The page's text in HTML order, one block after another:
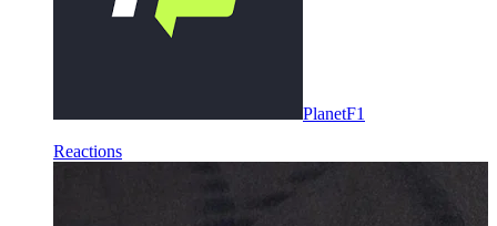
PlanetF1
Reactions